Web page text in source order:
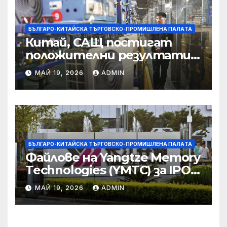
престъпност
БЪЛГАРО-КИТАЙСКА ТЪРГОВСКО-ПРОМИШЛЕНА ПАЛAТА
Китай, САЩ постигат
положителни резултати в
икономическите и
търговски консултации:
министерство
МАЙ 19, 2026 ADMIN
БЪЛГАРО-КИТАЙСКА ТЪРГОВСКО-ПРОМИШЛЕНА ПАЛAТА
Файлове на Yangtze Memory
Technologies (YMTC) за IPO
на STAR Market
МАЙ 19, 2026 ADMIN